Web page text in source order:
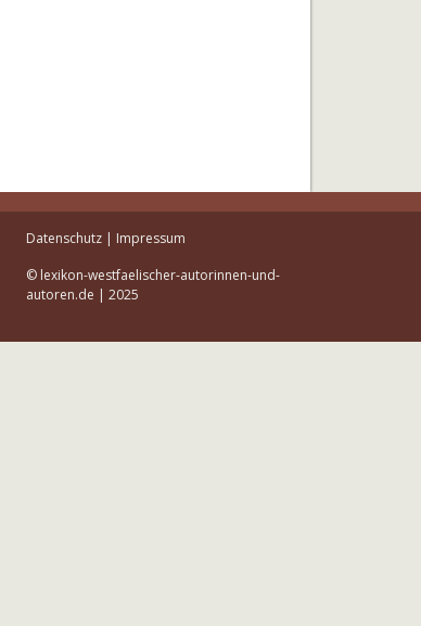
Datenschutz| Impressum
© lexikon-westfaelischer-autorinnen-und-
autoren.de | 2025